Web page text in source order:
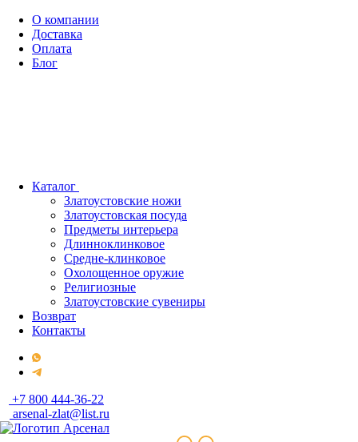
О компании
Доставка
Оплата
Блог
Каталог
Златоустовские ножи
Златоустовская посуда
Предметы интерьера
Длинноклинковое
Средне-клинковое
Охолощенное оружие
Религиозные
Златоустовские сувениры
Возврат
Контакты
+7 800 444-36-22
arsenal-zlat@list.ru